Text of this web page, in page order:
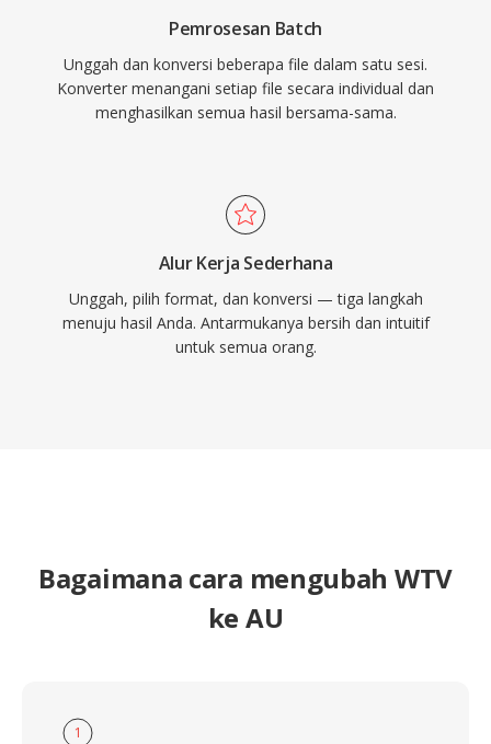
Pemrosesan Batch
Unggah dan konversi beberapa file dalam satu sesi.
Konverter menangani setiap file secara individual dan
menghasilkan semua hasil bersama-sama.
Alur Kerja Sederhana
Unggah, pilih format, dan konversi — tiga langkah
menuju hasil Anda. Antarmukanya bersih dan intuitif
untuk semua orang.
Bagaimana cara mengubah WTV
ke AU
1